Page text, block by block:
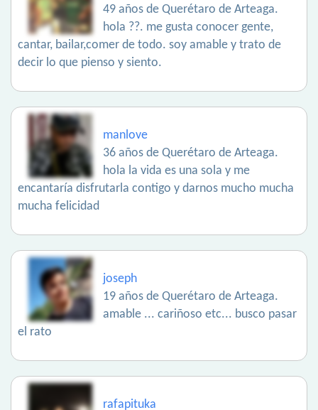
49 años de Querétaro de Arteaga.
hola ??. me gusta conocer gente,
cantar, bailar,comer de todo. soy amable y trato de
decir lo que pienso y siento.
manlove
36 años de Querétaro de Arteaga.
hola la vida es una sola y me
encantaría disfrutarla contigo y darnos mucho mucha
mucha felicidad
joseph
19 años de Querétaro de Arteaga.
amable ... cariñoso etc... busco pasar
el rato
rafapituka